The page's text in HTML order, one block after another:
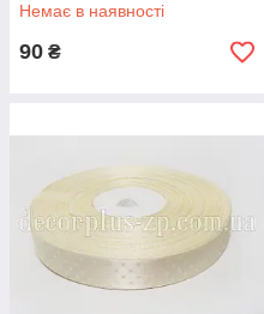
Немає в наявності
90 ₴